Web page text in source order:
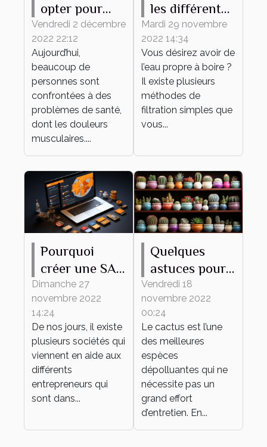
opter pour
l’utilisation de
l’huile de
CBD ?
Vendredi 2 décembre
2022 22:12
Aujourd’hui,
beaucoup de
personnes sont
confrontées à des
problèmes de santé,
dont les douleurs
musculaires....
les différentes
méthodes
pour avoir de
l’eau propre ?
Mardi 29 novembre
2022 14:34
Vous désirez avoir de
l’eau propre à boire ?
Il existe plusieurs
méthodes de
filtration simples que
vous...
Pourquoi
créer une SAS
en ligne ?
Dimanche 27
novembre 2022
14:24
De nos jours, il existe
plusieurs sociétés qui
viennent en aide aux
différents
entrepreneurs qui
sont dans...
Quelques
astuces pour
bien
entretenir son
mini cactus
Vendredi 18
novembre 2022
00:24
Le cactus est l’une
des meilleures
espèces
dépolluantes qui ne
nécessite pas un
grand effort
d’entretien. En...